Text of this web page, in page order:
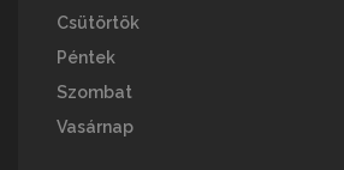
Csütörtök
Péntek
Szombat
Vasárnap